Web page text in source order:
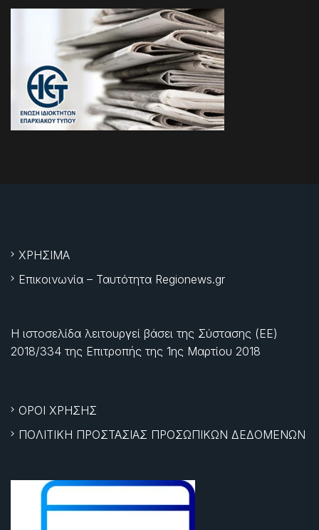
ΧΡΗΣΙΜΑ
Επικοινωνία – Ταυτότητα Regionews.gr
Η ιστοσελίδα λειτουργεί βάσει της Σύστασης (ΕΕ)
2018/334 της Επιτροπής της 1ης Μαρτίου 2018
ΟΡΟΙ ΧΡΗΣΗΣ
ΠΟΛΙΤΙΚΗ ΠΡΟΣΤΑΣΙΑΣ ΠΡΟΣΩΠΙΚΩΝ ΔΕΔΟΜΕΝΩΝ